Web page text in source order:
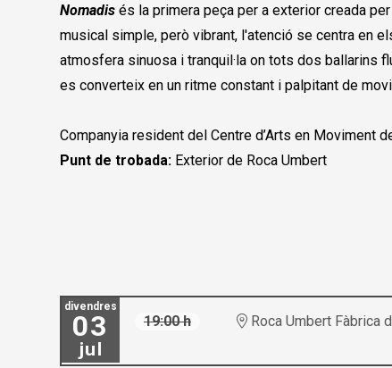
Nomadis és la primera peça per a exterior creada
musical simple, però vibrant, l'atenció se centra en
atmosfera sinuosa i tranquil·la on tots dos ballarins
es converteix en un ritme constant i palpitant de
Companyia resident del Centre d’Arts en Moviment
Punt de trobada: Exterior de Roca Umbert
divendres
03
jul
19:00 h Roca Umbert Fàbrica